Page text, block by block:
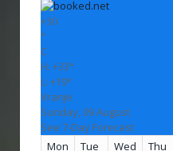
+30
°
C
H: +33°
L: +19°
Vranje
Sunday, 09 August
See 7-Day Forecast
Mon
Tue Wed Thu